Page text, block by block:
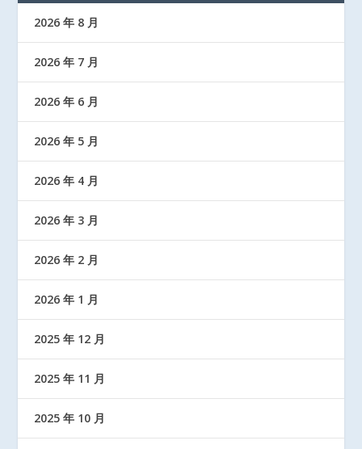
2026 年 8 月
2026 年 7 月
2026 年 6 月
2026 年 5 月
2026 年 4 月
2026 年 3 月
2026 年 2 月
2026 年 1 月
2025 年 12 月
2025 年 11 月
2025 年 10 月